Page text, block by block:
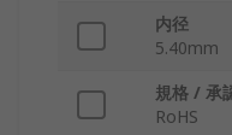
内径
5.40mm
規格 / 承
RoHS